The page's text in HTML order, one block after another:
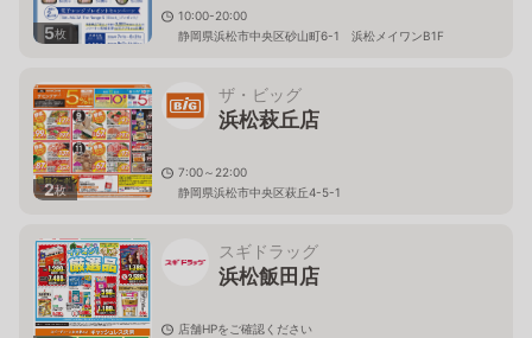
5枚
10:00-20:00
静岡県浜松市中央区砂山町6-1 浜松メイワンB1F
2枚
ザ・ビッグ
浜松萩丘店
7:00～22:00
静岡県浜松市中央区萩丘4-5-1
スギドラッグ
浜松飯田店
店舗HPをご確認ください